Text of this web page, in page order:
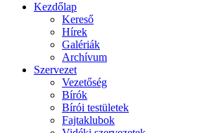
Kezdőlap
Kereső
Hírek
Galériák
Archívum
Szervezet
Vezetőség
Bírók
Bírói testületek
Fajtaklubok